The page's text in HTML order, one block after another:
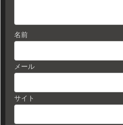
名前
メール
サイト